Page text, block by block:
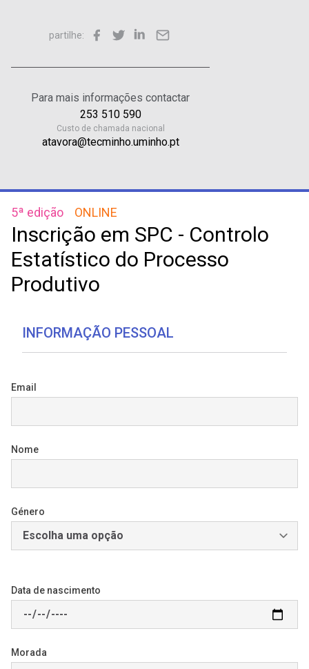
partilhe:
Para mais informações contactar
253 510 590
Custo de chamada nacional
atavora@tecminho.uminho.pt
5ª edição ONLINE
Inscrição em SPC - Controlo
Estatístico do Processo
Produtivo
INFORMAÇÃO PESSOAL
Email
Nome
Género
Data de nascimento
Morada